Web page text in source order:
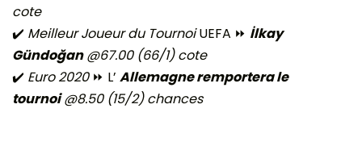
cote
✔️ Meilleur Joueur du TournoiUEFA ⏩ İlkay
Gündoğan @67.00 (66/1) cote
✔️ Euro 2020⏩ L’ Allemagne remportera le
tournoi @8.50 (15/2) chances